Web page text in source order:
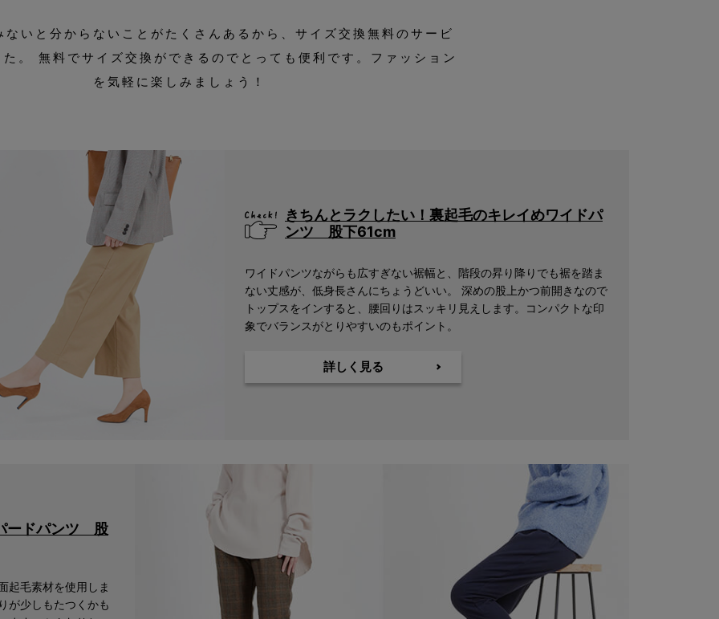
ないと分からないことがたくさんあるから、サイズ交換無料のサービ
。 無料でサイズ交換ができるのでとっても便利です。ファッション
を気軽に楽しみましょう！
きちんとラクしたい！裏起毛のキレイめワイドパ
ンツ 股下61cm
ワイドパンツながらも広すぎない裾幅と、階段の昇り降りでも裾を踏ま
ない丈感が、低身長さんにちょうどいい。 深めの股上かつ前開きなので
トップスをインすると、腰回りはスッキリ見えします。コンパクトな印
象でバランスがとりやすいのもポイント。
詳しく見る
ードパンツ 股
起毛素材を使用しま
が少しもたつくかも
在庫なし商品
在庫なし商品を表示しない